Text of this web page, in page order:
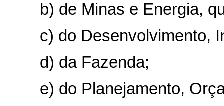
b) de Minas e Energia,
c) do Desenvolvimento,
d) da Fazenda;
e) do Planejamento,